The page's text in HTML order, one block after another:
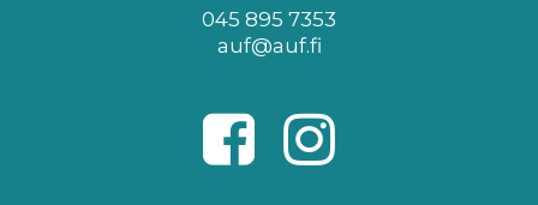
045 895 7353
auf@auf.fi